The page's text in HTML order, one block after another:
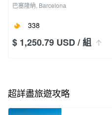
巴塞隆納, Barcelona
338
$ 1,250.79 USD/ 組
超詳盡旅遊攻略